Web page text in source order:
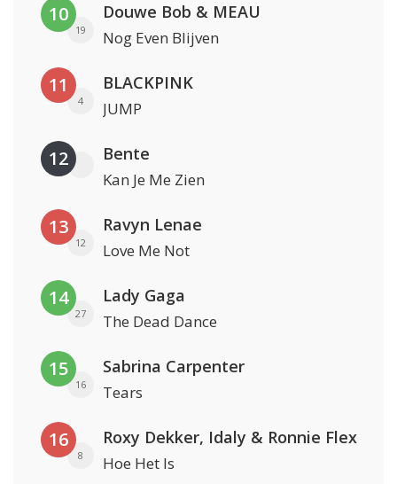
10
19
Douwe Bob & MEAU
Nog Even Blijven
11
4
BLACKPINK
JUMP
12 Bente
Kan Je Me Zien
13
12
Ravyn Lenae
Love Me Not
14
27
Lady Gaga
The Dead Dance
15
16
Sabrina Carpenter
Tears
16
8
Roxy Dekker, Idaly & Ronnie Flex
Hoe Het Is